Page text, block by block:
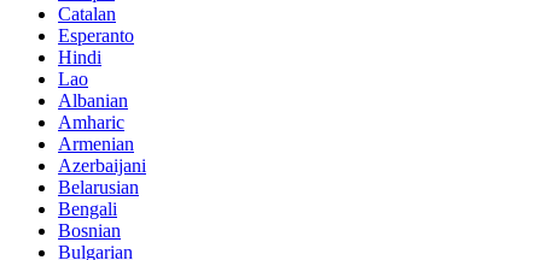
Catalan
Esperanto
Hindi
Lao
Albanian
Amharic
Armenian
Azerbaijani
Belarusian
Bengali
Bosnian
Bulgarian